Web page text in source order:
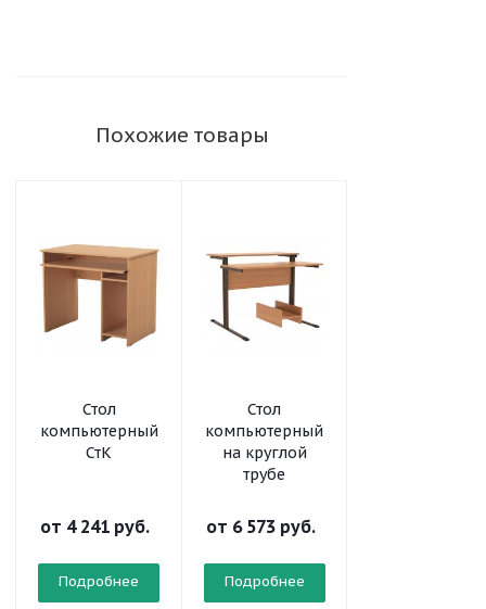
Похожие товары
Стол
компьютерный
СтК
от 4 241 руб.
Подробнее
Стол
компьютерный
на круглой
трубе
от 6 573 руб.
Подробнее